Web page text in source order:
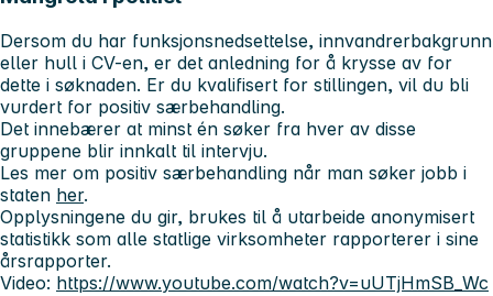
Dersom du har funksjonsnedsettelse, innvandrerbakgrunn
eller hull i CV-en, er det anledning for å krysse av for
dette i søknaden. Er du kvalifisert for stillingen, vil du bli
vurdert for positiv særbehandling.
Det innebærer at minst én søker fra hver av disse
gruppene blir innkalt til intervju.
Les mer om positiv særbehandling når man søker jobb i
staten her.
Opplysningene du gir, brukes til å utarbeide anonymisert
statistikk som alle statlige virksomheter rapporterer i sine
årsrapporter.
Video: https://www.youtube.com/watch?v=uUTjHmSB_Wc